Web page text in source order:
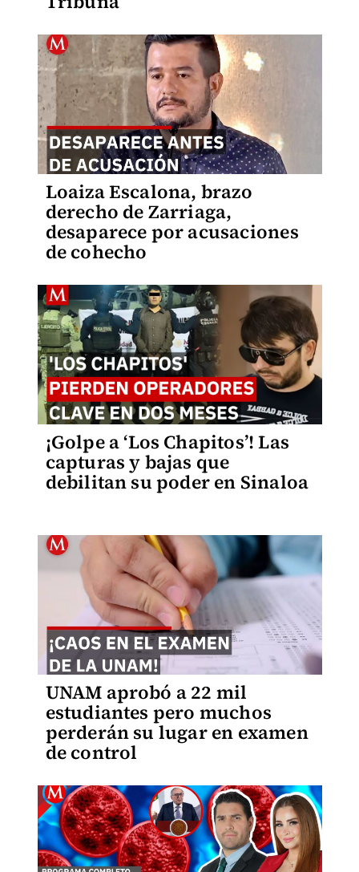
Loaiza Escalona, brazo
derecho de Zarriaga,
desaparece por acusaciones
de cohecho
¡Golpe a ‘Los Chapitos’! Las
capturas y bajas que
debilitan su poder en Sinaloa
UNAM aprobó a 22 mil
estudiantes pero muchos
perderán su lugar en examen
de control